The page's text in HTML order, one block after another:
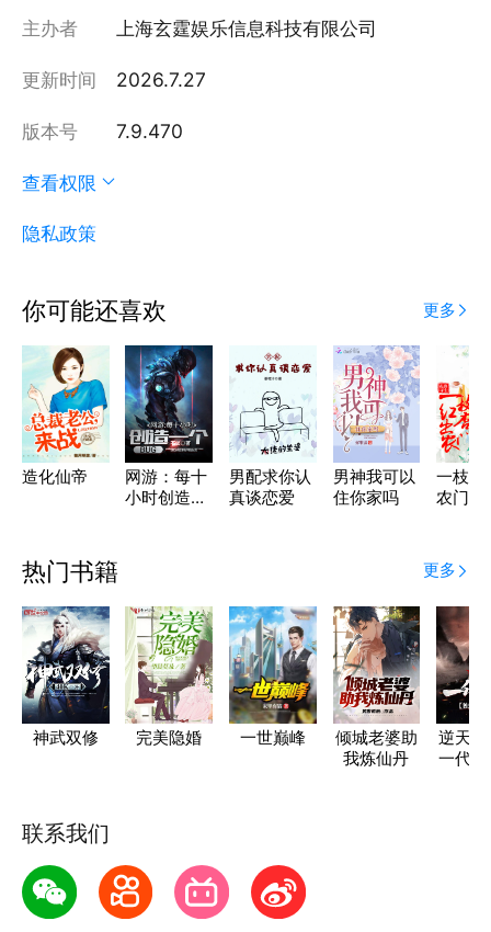
主办者 上海玄霆娱乐信息科技有限公司
更新时间 2026.7.27
版本号 7.9.470
查看权限
隐私政策
你可能还喜欢 更多
造化仙帝
网游：每十
小时创造一
男配求你认
真谈恋爱
男神我可以
住你家吗
一枝红
农门
热门书籍 更多
神武双修 完美隐婚 一世巅峰
倾城老婆助
我炼仙丹
逆天
一代
联系我们